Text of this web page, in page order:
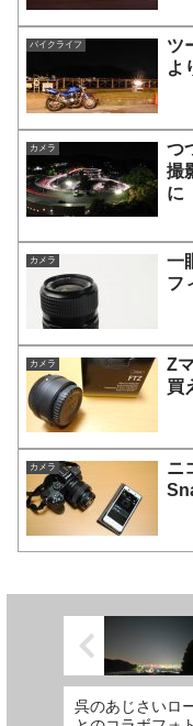
バイクライフ
ツ
よ
カメラ
つ
撮
に
カメラ
一
フ
カメラ
Z
買
カメラ
ニ
呉のあじさいロ